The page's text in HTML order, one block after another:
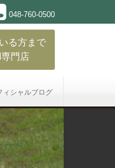
048-760-0500
る方まで
門店
ィシャルブログ